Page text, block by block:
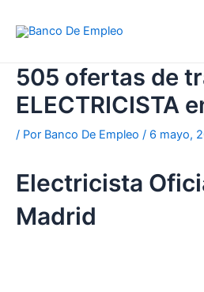
505 ofertas de
ELECTRICISTA
/ Por Banco De Empleo / 6 mayo,
Electricista
Madrid